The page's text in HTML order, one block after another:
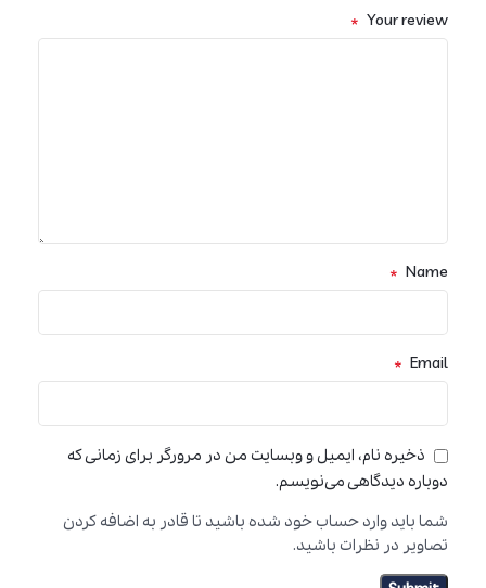
Your review
*
Name
*
Email
*
ذخیره نام، ایمیل و وبسایت من در مرورگر برای زمانی که
دوباره دیدگاهی می‌نویسم.
شما باید وارد حساب خود شده باشید تا قادر به اضافه کردن
تصاویر در نظرات باشید.